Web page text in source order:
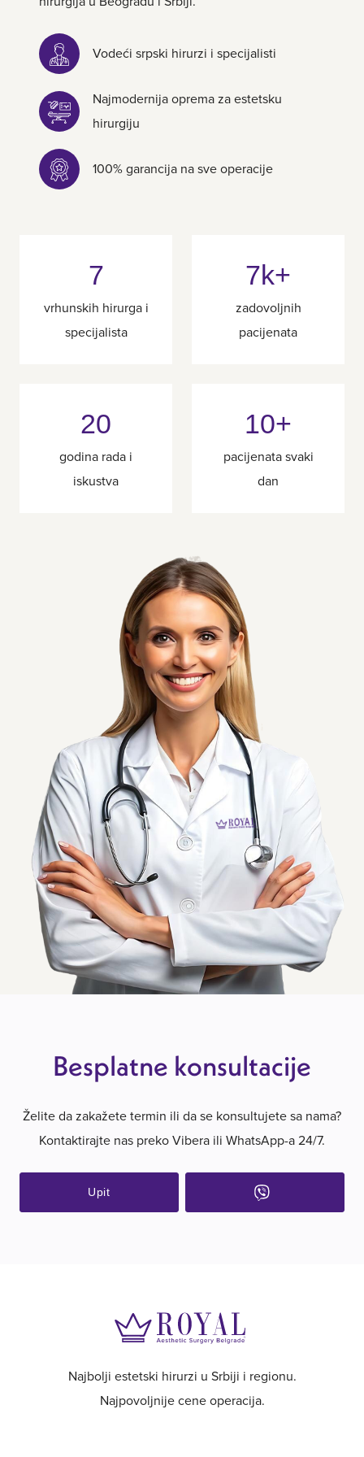
Vodeći srpski hirurzi i specijalisti
Najmodernija oprema za estetsku
hirurgiju
100% garancija na sve operacije
7
vrhunskih hirurga i
specijalista
7k+
zadovoljnih
pacijenata
20
godina rada i
iskustva
10+
pacijenata svaki
dan
Besplatne konsultacije
Želite da zakažete termin ili da se konsultujete sa nama?
Kontaktirajte nas preko Vibera ili WhatsApp-a 24/7.
Upit
Najbolji estetski hirurzi u Srbiji i regionu.
Najpovoljnije cene operacija.